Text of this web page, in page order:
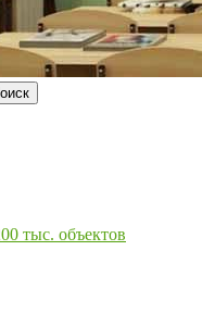
тыс. объектов